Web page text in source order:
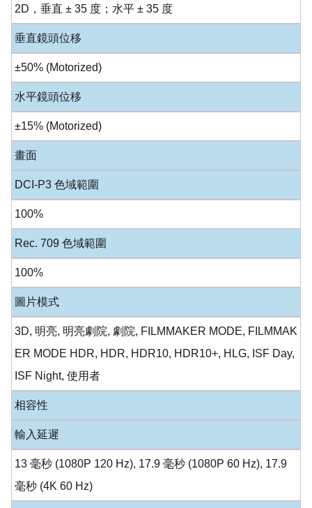
2D，垂直 ± 35 度；水平 ± 35 度
垂直鏡頭位移
±50% (Motorized)
水平鏡頭位移
±15% (Motorized)
畫面
DCI-P3 色域範圍
100%
Rec. 709 色域範圍
100%
圖片模式
3D, 明亮, 明亮劇院, 劇院, FILMMAKER MODE, FILMMAK
ER MODE HDR, HDR, HDR10, HDR10+, HLG, ISF Day,
ISF Night, 使用者
相容性
輸入延遲
13 毫秒 (1080P 120 Hz), 17.9 毫秒 (1080P 60 Hz), 17.9
毫秒 (4K 60 Hz)